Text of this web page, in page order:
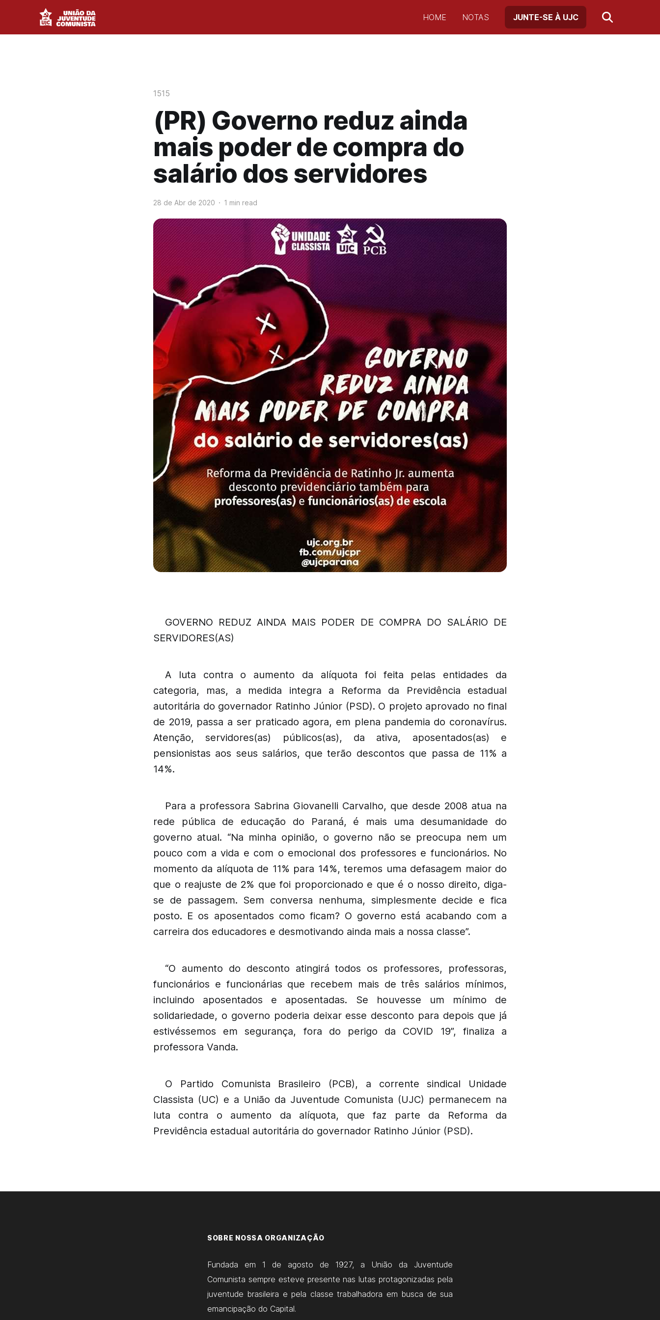
HOME NOTAS JUNTE-SE À UJC
1515
(PR) Governo reduz ainda
mais poder de compra do
salário dos servidores
28 de Abr de 2020 1 min read
GOVERNO REDUZ AINDA MAIS PODER DE COMPRA DO SALÁRIO DE
SERVIDORES(AS)
A luta contra o aumento da alíquota foi feita pelas entidades da
categoria, mas, a medida integra a Reforma da Previdência estadual
autoritária do governador Ratinho Júnior (PSD). O projeto aprovado no final
de 2019, passa a ser praticado agora, em plena pandemia do coronavírus.
Atenção, servidores(as) públicos(as), da ativa, aposentados(as) e
pensionistas aos seus salários, que terão descontos que passa de 11% a
14%.
Para a professora Sabrina Giovanelli Carvalho, que desde 2008 atua na
rede pública de educação do Paraná, é mais uma desumanidade do
governo atual. “Na minha opinião, o governo não se preocupa nem um
pouco com a vida e com o emocional dos professores e funcionários. No
momento da alíquota de 11% para 14%, teremos uma defasagem maior do
que o reajuste de 2% que foi proporcionado e que é o nosso direito, diga-
se de passagem. Sem conversa nenhuma, simplesmente decide e fica
posto. E os aposentados como ficam? O governo está acabando com a
carreira dos educadores e desmotivando ainda mais a nossa classe”.
“O aumento do desconto atingirá todos os professores, professoras,
funcionários e funcionárias que recebem mais de três salários mínimos,
incluindo aposentados e aposentadas. Se houvesse um mínimo de
solidariedade, o governo poderia deixar esse desconto para depois que já
estivéssemos em segurança, fora do perigo da COVID 19”, finaliza a
professora Vanda.
O Partido Comunista Brasileiro (PCB), a corrente sindical Unidade
Classista (UC) e a União da Juventude Comunista (UJC) permanecem na
luta contra o aumento da alíquota, que faz parte da Reforma da
Previdência estadual autoritária do governador Ratinho Júnior (PSD).
SOBRE NOSSA ORGANIZAÇÃO
Fundada em 1 de agosto de 1927, a União da Juventude
Comunista sempre esteve presente nas lutas protagonizadas pela
juventude brasileira e pela classe trabalhadora em busca de sua
emancipação do Capital.